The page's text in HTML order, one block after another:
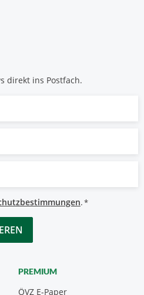
direkt ins Postfach.
.*
PREMIUM
ÖVZ E-Paper